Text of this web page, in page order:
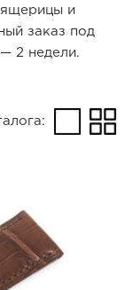
ящерицы и
заказ под
2 недели.